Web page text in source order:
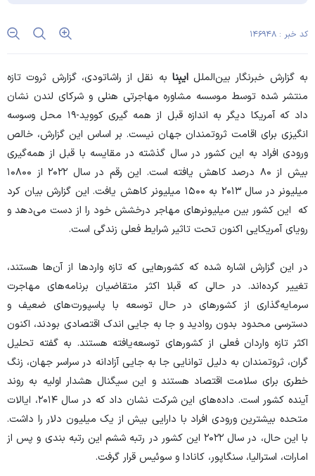
کد خبر : ۱۴۶۹۴۸
به گزارش خبرنگار بین‌المللایبِنا به نقل از راشاتودی، گزارش ثروت تازه
منتشر شده توسط موسسه مشاوره مهاجرتی هنلی و شرکای لندن نشان
داد که آمریکا دیگر به اندازه قبل از همه گیری کووید-۱۹ محل وسوسه
انگیزی برای اقامت ثروتمندان جهان نیست. بر اساس این گزارش، خالص
ورودی افراد به این کشور در سال گذشته در مقایسه با قبل از همه‌گیری
بیش از ۸۰ درصد کاهش یافته است. این رقم در سال ۲۰۲۲ از ۱۰۸۰۰
میلیونر در سال ۲۰۱۳ به ۱۵۰۰ میلیونر کاهش یافت. این گزارش بیان کرد
که این کشور بین میلیونر‌های مهاجر درخشش خود را از دست می‌دهد و
رویای آمریکایی اکنون تحت تاثیر شرایط فعلی زندگی است.
در این گزارش اشاره شده که کشور‌هایی که تازه وارد‌ها از آن‌ها هستند،
تغییر کرده‌اند. در حالی که قبلا اکثر متقاضیان برنامه‌های مهاجرت
سرمایه‌گذاری از کشور‌های در حال توسعه با پاسپورت‌های ضعیف و
دسترسی محدود بدون روادید و جا به جایی اندک اقتصادی بودند، اکنون
اکثر تازه واردان فعلی از کشور‌های توسعه‌یافته هستند. به گفته تحلیل
گران، ثروتمندان به دلیل توانایی جا به جایی آزادانه در سراسر جهان، زنگ
خطری برای سلامت اقتصاد هستند و این سیگنال هشدار اولیه به روند
آینده کشور است. داده‌های این شرکت نشان داد که در سال ۲۰۱۴، ایالات
متحده بیشترین ورودی افراد با دارایی بیش از یک میلیون دلار را داشت.
با این حال، در سال ۲۰۲۲ این کشور در رتبه ششم این رتبه بندی و پس از
امارات، استرالیا، سنگاپور، کانادا و سوئیس قرار گرفت.